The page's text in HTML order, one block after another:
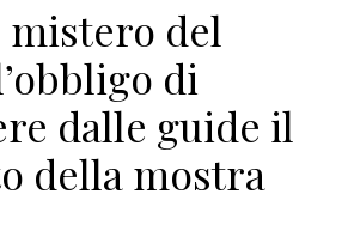
mistero del
di
dalle guide il
della mostra